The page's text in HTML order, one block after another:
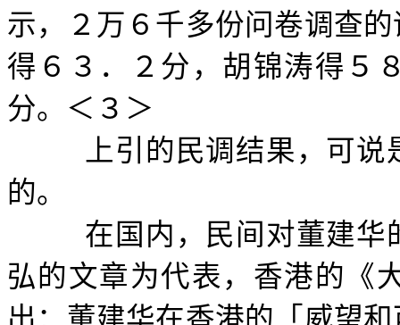
示，２万６千多份问卷调查
得６３．２分，胡锦涛得５
分。＜３＞
上引的民调结果，可说
的。
在国内，民间对董建华
弘的文章为代表，香港的《